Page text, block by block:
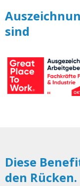
sind
Diese
den Rücken.